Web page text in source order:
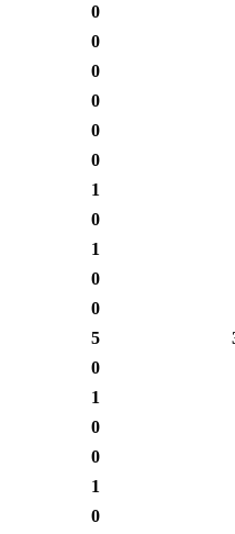
0
0
0
0
0
0
1
0
1
0
0
5
0
1
0
0
1
0